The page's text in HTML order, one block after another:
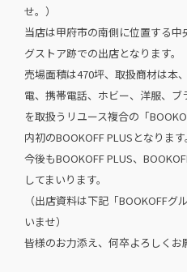
せ。）
当店は甲府市の南側に位置する
グストア跡での出店となります。
売場面積は470坪、取扱商材は本
電、携帯電話、ホビー、洋服、
を取扱うリユース複合の「
内初のBOOKOFF PLUSとなります。
今後もBOOKOFF PLUS、
してまいります。
（出店資料は下記「BOOKOFF
いませ）
皆様のお力添え、何卒よろしくお